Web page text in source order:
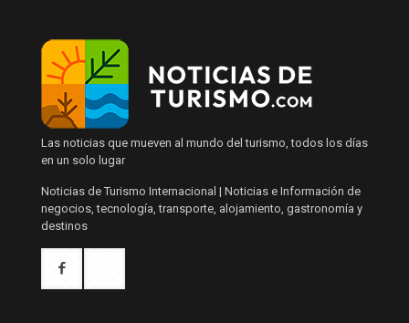
Las noticias que mueven al mundo del turismo, todos los días
en un solo lugar
Noticias de Turismo Internacional | Noticias e Información de
negocios, tecnología, transporte, alojamiento, gastronomía y
destinos